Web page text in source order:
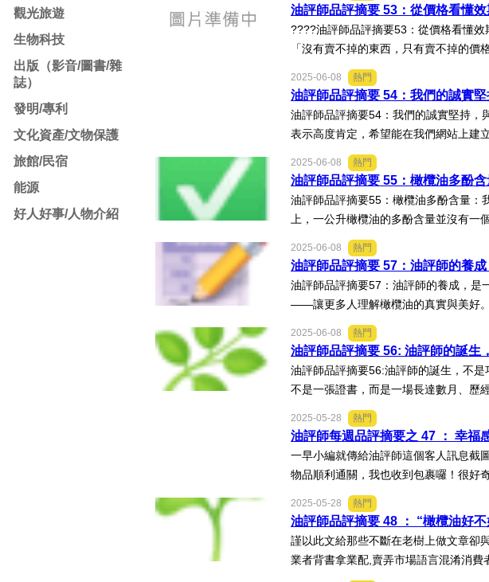
觀光旅遊
生物科技
出版（影音/圖書/雜
誌）
發明/專利
文化資產/文物保護
旅館/民宿
能源
好人好事/人物介紹
油評師品評摘要 53：從價格看懂
????油評師品評摘要53：從價格看懂
「沒有賣不掉的東西，只有賣不掉的價
2025-06-08 熱門
油評師品評摘要 54：我們的誠實
油評師品評摘要54：我們的誠實堅持，
表示高度肯定，希望能在我們網站上建
2025-06-08 熱門
油評師品評摘要 55：橄欖油多酚
油評師品評摘要55：橄欖油多酚含量：
上，一公升橄欖油的多酚含量並沒有一
2025-06-08 熱門
油評師品評摘要 57：油評師的養
油評師品評摘要57：油評師的養成，是
——讓更多人理解橄欖油的真實與美好
2025-06-08 熱門
油評師品評摘要 56: 油評師的誕生
油評師品評摘要56:油評師的誕生，不
不是一張證書，而是一場長達數月、歷
2025-05-28 熱門
油評師每週品評摘要之 47 ： 幸福
一早小編就傳給油評師這個客人訊息截
物品順利通關，我也收到包裹囉！很好
2025-05-28 熱門
油評師品評摘要 48 ： “橄欖油好
謹以此文給那些不斷在老樹上做文章卻
業者背書拿業配,賣弄市場語言混淆消費